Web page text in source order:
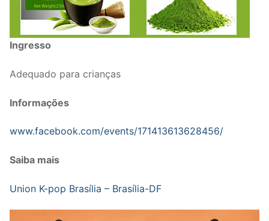
Ingresso
Adequado para crianças
Informações
www.facebook.com/events/171413613628456/
Saiba mais
Union K-pop Brasília – Brasília-DF